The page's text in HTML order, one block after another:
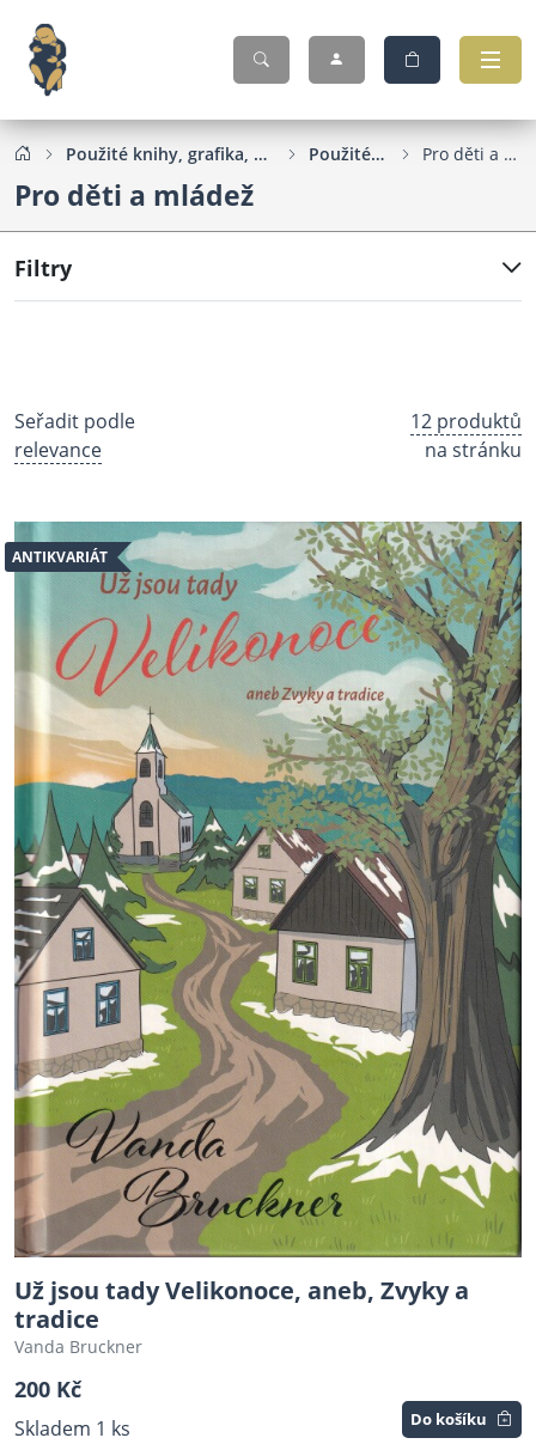
Použité knihy, grafika, pohlednice... Použité knihy Pro děti a mládež
Pro děti a mládež
Filtry
Seřadit podle
relevance
12 produktů
na stránku
ANTIKVARIÁT
Už jsou tady Velikonoce, aneb, Zvyky a
tradice
Vanda Bruckner
200 Kč
Skladem 1 ks Do košíku